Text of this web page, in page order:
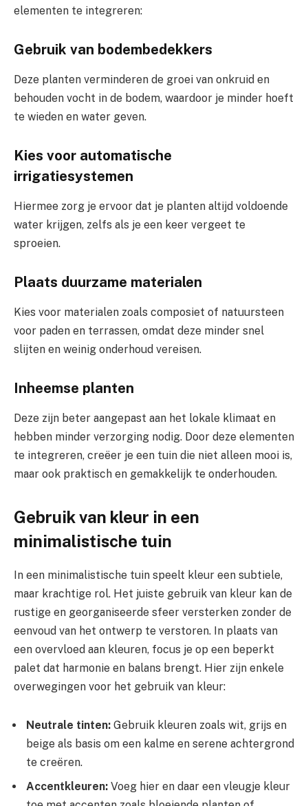
elementen te integreren:
Gebruik van bodembedekkers
Deze planten verminderen de groei van onkruid en
behouden vocht in de bodem, waardoor je minder hoeft
te wieden en water geven.
Kies voor automatische
irrigatiesystemen
Hiermee zorg je ervoor dat je planten altijd voldoende
water krijgen, zelfs als je een keer vergeet te
sproeien.
Plaats duurzame materialen
Kies voor materialen zoals composiet of natuursteen
voor paden en terrassen, omdat deze minder snel
slijten en weinig onderhoud vereisen.
Inheemse planten
Deze zijn beter aangepast aan het lokale klimaat en
hebben minder verzorging nodig. Door deze elementen
te integreren, creëer je een tuin die niet alleen mooi is,
maar ook praktisch en gemakkelijk te onderhouden.
Gebruik van kleur in een
minimalistische tuin
In een minimalistische tuin speelt kleur een subtiele,
maar krachtige rol. Het juiste gebruik van kleur kan de
rustige en georganiseerde sfeer versterken zonder de
eenvoud van het ontwerp te verstoren. In plaats van
een overvloed aan kleuren, focus je op een beperkt
palet dat harmonie en balans brengt. Hier zijn enkele
overwegingen voor het gebruik van kleur:
Neutrale tinten: Gebruik kleuren zoals wit, grijs en
beige als basis om een kalme en serene achtergrond
te creëren.
Accentkleuren: Voeg hier en daar een vleugje kleur